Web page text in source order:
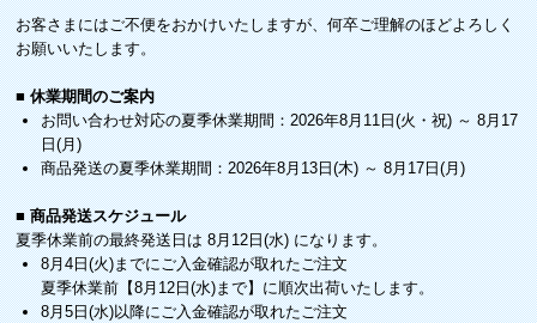
お客さまにはご不便をおかけいたしますが、何卒ご理解のほどよろしく
お願いいたします。
■ 休業期間のご案内
お問い合わせ対応の夏季休業期間：2026年8月11日(火・祝) ～ 8月17
日(月)
商品発送の夏季休業期間：2026年8月13日(木) ～ 8月17日(月)
■ 商品発送スケジュール
夏季休業前の最終発送日は 8月12日(水) になります。
8月4日(火)までにご入金確認が取れたご注文
夏季休業前【8月12日(水)まで】に順次出荷いたします。
8月5日(水)以降にご入金確認が取れたご注文